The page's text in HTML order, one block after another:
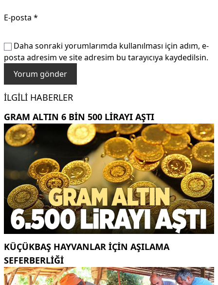
E-posta *
Daha sonraki yorumlarımda kullanılması için adım, e-
posta adresim ve site adresim bu tarayıcıya kaydedilsin.
İLGILI HABERLER
GRAM ALTIN 6 BIN 500 LIRAYI AŞTI
KÜÇÜKBAŞ HAYVANLAR İÇİN AŞILAMA
SEFERBERLİĞİ